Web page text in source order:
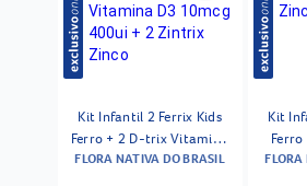
Kit Infantil 2 Ferrix Kids
Ferro + 2 D-trix Vitamina
D3 10mcg 400ui + 2
FLORA NATIVA DO BRASIL
Kit
FLORA